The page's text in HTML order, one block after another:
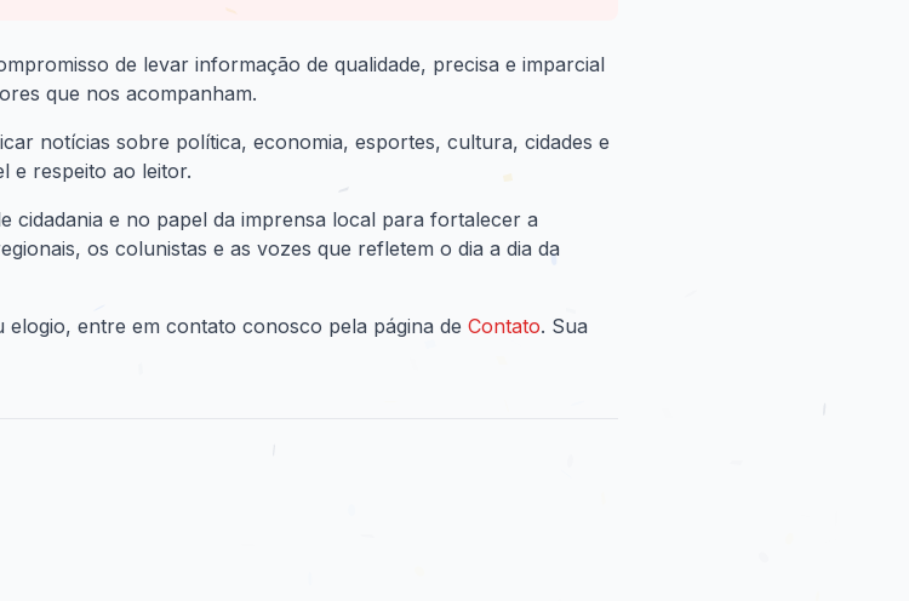
de levar informação de qualidade, precisa e imparcial
que nos acompanham.
notícias sobre política, economia, esportes, cultura, cidades e
e respeito ao leitor.
cidadania e no papel da imprensa local para fortalecer a
os colunistas e as vozes que refletem o dia a dia da
entre em contato conosco pela página de Contato. Sua